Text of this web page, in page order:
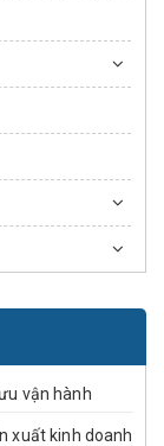
vận hành
xuất kinh doanh